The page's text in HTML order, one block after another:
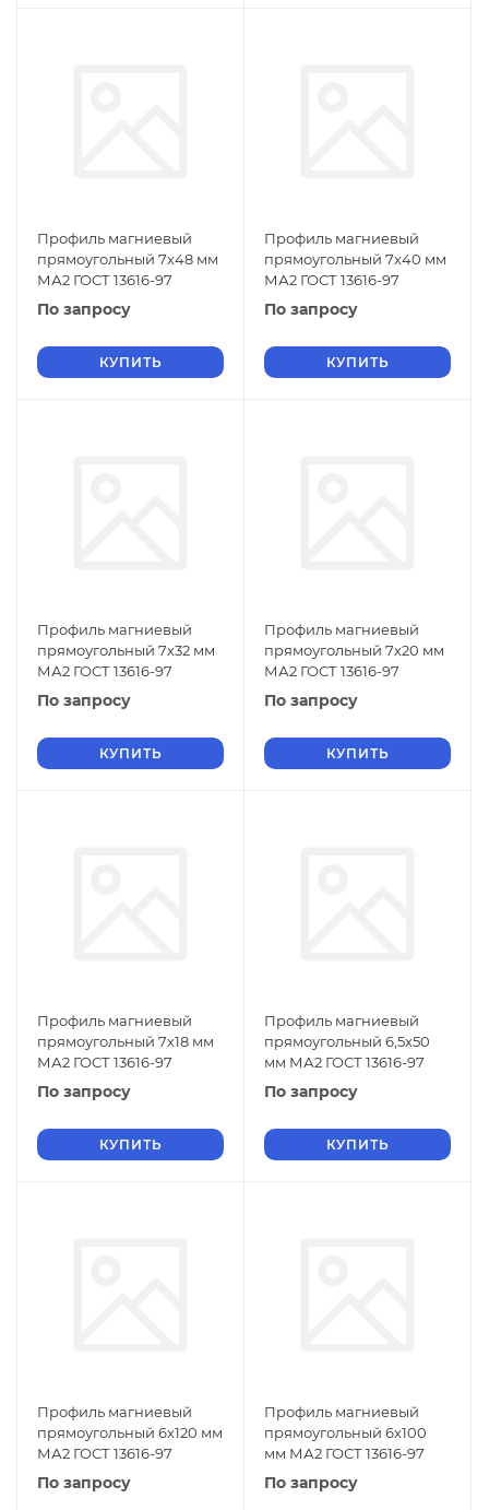
Профиль магниевый
прямоугольный 7х48 мм
МА2 ГОСТ 13616-97
По запросу
КУПИТЬ
Профиль магниевый
прямоугольный 7х40 мм
МА2 ГОСТ 13616-97
По запросу
КУПИТЬ
Профиль магниевый
прямоугольный 7х32 мм
МА2 ГОСТ 13616-97
По запросу
КУПИТЬ
Профиль магниевый
прямоугольный 7х20 мм
МА2 ГОСТ 13616-97
По запросу
КУПИТЬ
Профиль магниевый
прямоугольный 7х18 мм
МА2 ГОСТ 13616-97
По запросу
КУПИТЬ
Профиль магниевый
прямоугольный 6,5х50
мм МА2 ГОСТ 13616-97
По запросу
КУПИТЬ
Профиль магниевый
прямоугольный 6х120 мм
МА2 ГОСТ 13616-97
По запросу
Профиль магниевый
прямоугольный 6х100
мм МА2 ГОСТ 13616-97
По запросу